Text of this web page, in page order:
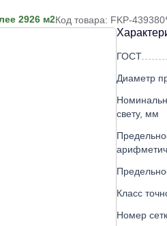
2926 м2Код товара: FKP-439380
ГОСТ
Диаметр
свету, мм
Класс
Номер